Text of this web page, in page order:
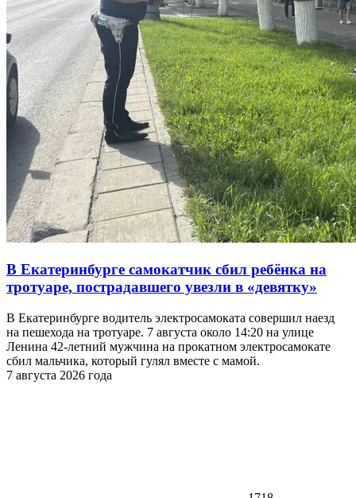
В Екатеринбурге самокатчик сбил ребёнка на
тротуаре, пострадавшего увезли в «девятку»
В Екатеринбурге водитель электросамоката совершил наезд
на пешехода на тротуаре. 7 августа около 14:20 на улице
Ленина 42-летний мужчина на прокатном электросамокате
сбил мальчика, который гулял вместе с мамой.
7 августа 2026 года